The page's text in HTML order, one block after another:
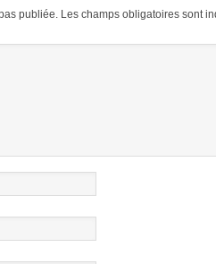
publiée. Les champs obligatoires sont